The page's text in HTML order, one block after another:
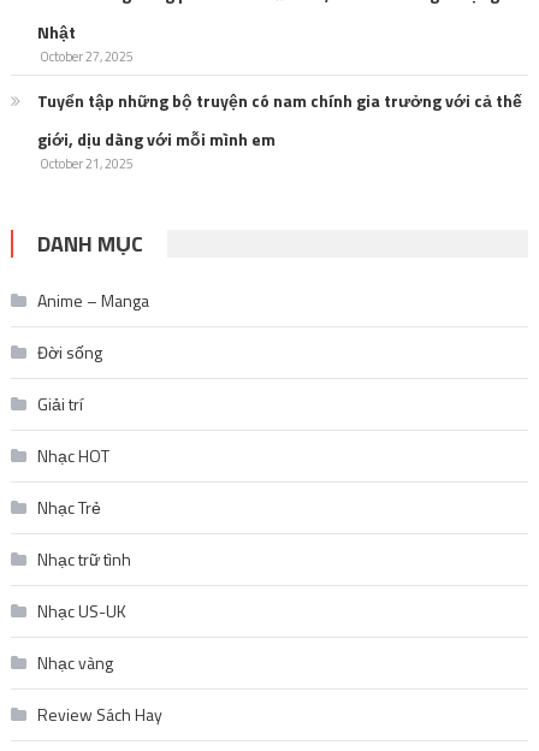
Nhật
October 27, 2025
Tuyển tập những bộ truyện có nam chính gia trưởng với cả thế
giới, dịu dàng với mỗi mình em
October 21, 2025
DANH MỤC
Anime – Manga
Đời sống
Giải trí
Nhạc HOT
Nhạc Trẻ
Nhạc trữ tình
Nhạc US-UK
Nhạc vàng
Review Sách Hay